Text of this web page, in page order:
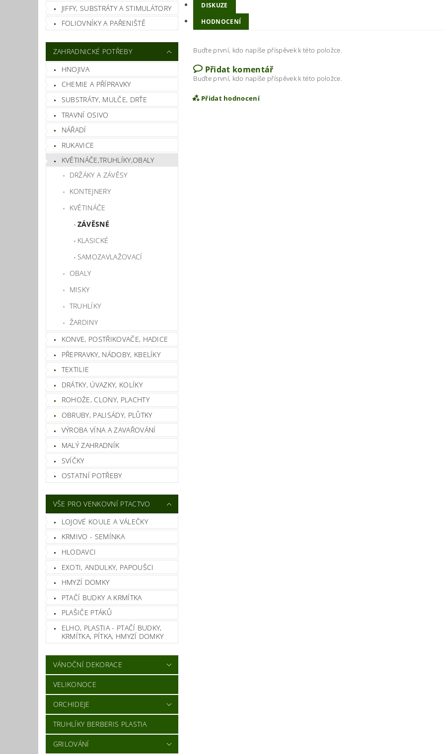
JIFFY, SUBSTRÁTY A STIMULÁTORY
FOLIOVNÍKY A PAŘENIŠTĚ
ZAHRADNICKÉ POTŘEBY
HNOJIVA
CHEMIE A PŘÍPRAVKY
SUBSTRÁTY, MULČE, DRŤE
TRAVNÍ OSIVO
NÁŘADÍ
RUKAVICE
KVĚTINÁČE,TRUHLÍKY,OBALY
DRŽÁKY A ZÁVĚSY
KONTEJNERY
KVĚTINÁČE
ZÁVĚSNÉ
KLASICKÉ
SAMOZAVLAŽOVACÍ
OBALY
MISKY
TRUHLÍKY
ŽARDINY
KONVE, POSTŘIKOVAČE, HADICE
PŘEPRAVKY, NÁDOBY, KBELÍKY
TEXTILIE
DRÁTKY, ÚVAZKY, KOLÍKY
ROHOŽE, CLONY, PLACHTY
OBRUBY, PALISÁDY, PLŮTKY
VÝROBA VÍNA A ZAVAŘOVÁNÍ
MALÝ ZAHRADNÍK
SVÍČKY
OSTATNÍ POTŘEBY
VŠE PRO VENKOVNÍ PTACTVO
LOJOVÉ KOULE A VÁLEČKY
KRMIVO - SEMÍNKA
HLODAVCI
EXOTI, ANDULKY, PAPOUŠCI
HMYZÍ DOMKY
PTAČÍ BUDKY A KRMÍTKA
PLAŠIČE PTÁKŮ
ELHO, PLASTIA - PTAČÍ BUDKY,
KRMÍTKA, PÍTKA, HMYZÍ DOMKY
VÁNOČNÍ DEKORACE
VELIKONOCE
ORCHIDEJE
TRUHLÍKY BERBERIS PLASTIA
GRILOVÁNÍ
DISKUZE
HODNOCENÍ
Buďte první, kdo napíše příspěvek k této položce.
Přidat komentář
Buďte první, kdo napíše příspěvek k této položce.
Přidat hodnocení